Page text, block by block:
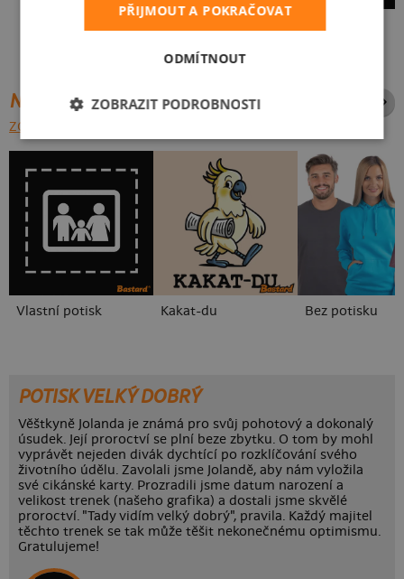
NEJPRODÁVANĚJŠÍ POTISKY
ZOBRAZIT VŠECHNY
Vlastní potisk Kakat-du Bez potisku
POTISK VELKÝ DOBRÝ
Věštkyně Jolanda je známá pro svůj pohotový a dokonalý
úsudek. Její proroctví se plní beze zbytku. O tom by mohl
vyprávět nejeden divák dychtící po rozklíčování svého
životního údělu. Zavolali jsme Jolandě, aby nám vyložila
své cikánské karty. Prozradili jsme datum narození a
velikost trenek (našeho grafika) a dostali jsme skvělé
proroctví. "Tady vidím velký dobrý", pravila. Každý majitel
těchto trenek se tak může těšit nekonečnému optimismu.
Gratulujeme!
PŘIJMOUT A POKRAČOVAT
ODMÍTNOUT
ZOBRAZIT PODROBNOSTI